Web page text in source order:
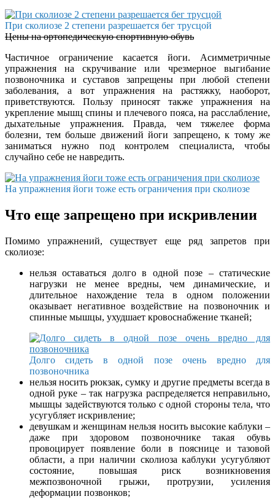
При сколиозе 2 степени разрешается бег трусцой
Цены на ортопедическую спортивную обувь
Частичное ограничение касается йоги. Асимметричные
упражнения на скручивание или чрезмерное выгибание
позвоночника и суставов запрещены при любой степени
заболевания, а вот упражнения на растяжку, наоборот,
приветствуются. Пользу приносят также упражнения на
укрепление мышц спины и плечевого пояса, на расслабление,
дыхательные упражнения. Правда, чем тяжелее форма
болезни, тем больше движений йоги запрещено, к тому же
заниматься нужно под контролем специалиста, чтобы
случайно себе не навредить.
На упражнения йоги тоже есть ограничения при сколиозе
Что еще запрещено при искривлении
Помимо упражнений, существует еще ряд запретов при
сколиозе:
нельзя оставаться долго в одной позе – статические
нагрузки не менее вредны, чем динамические, и
длительное нахождение тела в одном положении
оказывает негативное воздействие на позвоночник и
спинные мышцы, ухудшает кровоснабжение тканей;
Долго сидеть в одной позе очень вредно для
позвоночника
нельзя носить рюкзак, сумку и другие предметы всегда в
одной руке – так нагрузка распределяется неправильно,
мышцы задействуются только с одной стороны тела, что
усугубляет искривление;
девушкам и женщинам нельзя носить высокие каблуки –
даже при здоровом позвоночнике такая обувь
провоцирует появление боли в пояснице и тазовой
области, а при наличии сколиоза каблуки усугубляют
состояние, повышая риск возникновения
межпозвоночной грыжи, протрузии, усиления
деформации позвонков;